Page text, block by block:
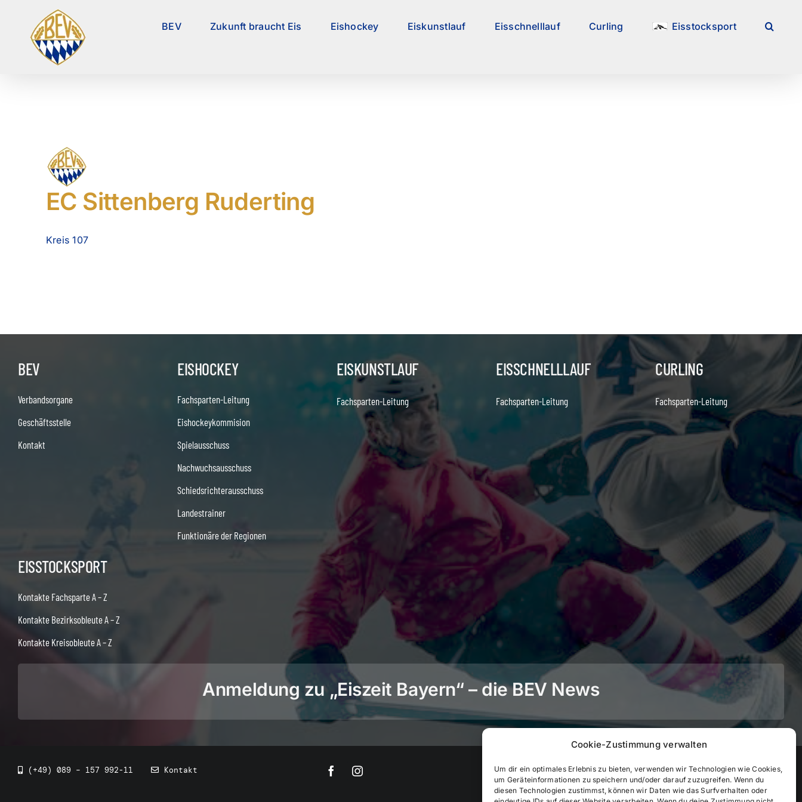
Cookie-Zustimmung verwalten
Um dir ein optimales Erlebnis zu bieten, verwenden wir Technologien wie Cookies,
um Geräteinformationen zu speichern und/oder darauf zuzugreifen. Wenn du
diesen Technologien zustimmst, können wir Daten wie das Surfverhalten oder
springen
BEV Zukunft braucht Eis Eishockey Eiskunstlauf Eisschnelllauf Curling Eisstocksport
EC Sittenberg Ruderting
Kreis 107
BEV
Verbandsorgane
Geschäftsstelle
Kontakt
EISHOCKEY
Fachsparten-Leitung
Eishockeykommision
Spielausschuss
Nachwuchsausschuss
Schiedsrichterausschuss
Landestrainer
Funktionäre der Regionen
EISKUNSTLAUF
Fachsparten-Leitung
EISSCHNELLLAUF
Fachsparten-Leitung
CURLING
Fachsparten-Leitung
EISSTOCKSPORT
Kontakte Fachsparte A – Z
Kontakte Bezirksobleute A – Z
Kontakte Kreisobleute A – Z
Anmeldung zu „Eiszeit Bayern“ – die BEV News
(+49) 089 – 157 992-11 Kontakt © 2026 • BEV Bayerischer Eissportverband